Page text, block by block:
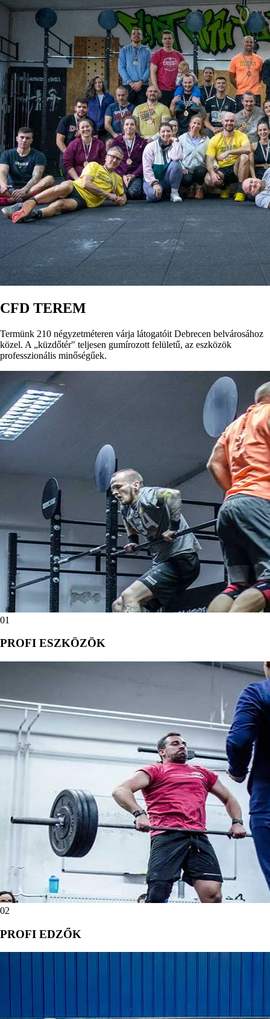
CFD TEREM
Termünk 210 négyzetméteren várja látogatóit Debrecen belvárosához
közel. A „küzdőtér" teljesen gumírozott felületű, az eszközök
professzionális minőségűek.
01
PROFI ESZKÖZÖK
02
PROFI EDZŐK